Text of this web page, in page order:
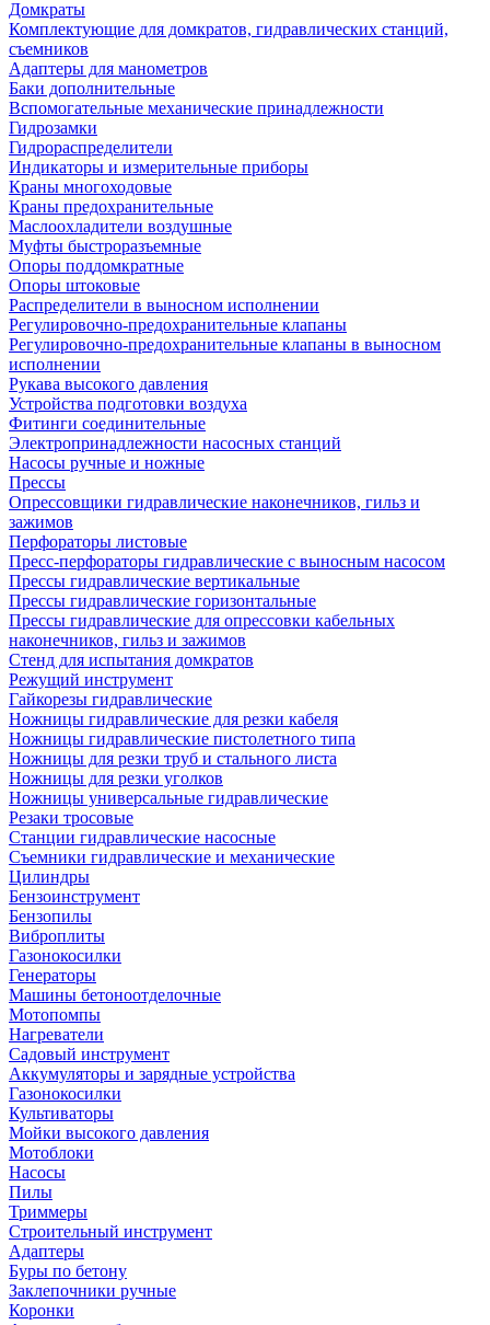
Домкраты
Комплектующие для домкратов, гидравлических станций,
съемников
Адаптеры для манометров
Баки дополнительные
Вспомогательные механические принадлежности
Гидрозамки
Гидрораспределители
Индикаторы и измерительные приборы
Краны многоходовые
Краны предохранительные
Маслоохладители воздушные
Муфты быстроразъемные
Опоры поддомкратные
Опоры штоковые
Распределители в выносном исполнении
Регулировочно-предохранительные клапаны
Регулировочно-предохранительные клапаны в выносном
исполнении
Рукава высокого давления
Устройства подготовки воздуха
Фитинги соединительные
Электропринадлежности насосных станций
Насосы ручные и ножные
Прессы
Опрессовщики гидравлические наконечников, гильз и
зажимов
Перфораторы листовые
Пресс-перфораторы гидравлические с выносным насосом
Прессы гидравлические вертикальные
Прессы гидравлические горизонтальные
Прессы гидравлические для опрессовки кабельных
наконечников, гильз и зажимов
Стенд для испытания домкратов
Режущий инструмент
Гайкорезы гидравлические
Ножницы гидравлические для резки кабеля
Ножницы гидравлические пистолетного типа
Ножницы для резки труб и стального листа
Ножницы для резки уголков
Ножницы универсальные гидравлические
Резаки тросовые
Станции гидравлические насосные
Съемники гидравлические и механические
Цилиндры
Бензоинструмент
Бензопилы
Виброплиты
Газонокосилки
Генераторы
Машины бетоноотделочные
Мотопомпы
Нагреватели
Садовый инструмент
Аккумуляторы и зарядные устройства
Газонокосилки
Культиваторы
Мойки высокого давления
Мотоблоки
Насосы
Пилы
Триммеры
Строительный инструмент
Адаптеры
Буры по бетону
Заклепочники ручные
Коронки